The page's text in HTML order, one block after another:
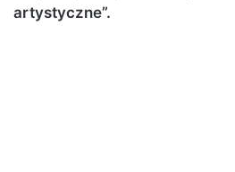
artystyczne”.